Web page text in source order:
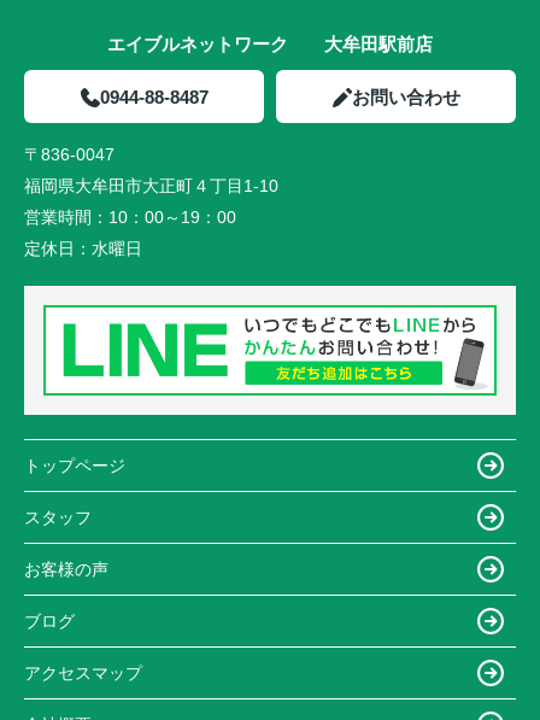
エイブルネットワーク 大牟田駅前店
0944-88-8487 お問い合わせ
〒836-0047
福岡県大牟田市大正町４丁目1-10
営業時間： 10：00～19：00
定休日： 水曜日
トップページ
スタッフ
お客様の声
ブログ
アクセスマップ